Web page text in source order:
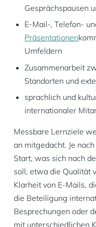
Gesprächspausen
E-Mail-, Telefon-
Präsentationen
Umfeldern
Zusammenarbeit
Standorten und
sprachlich und
internationaler
Messbare Lernziele
an mitgedacht. Je
Start, was sich nach
soll, etwa die Qualität
Klarheit von E-Mails,
die Beteiligung
Besprechungen oder
mit unterschiedlichen